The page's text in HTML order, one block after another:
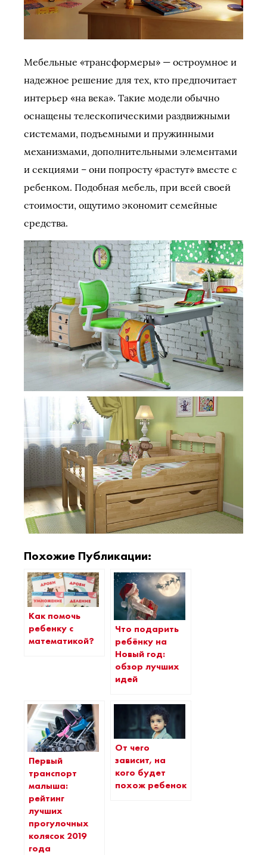
Мебельные «трансформеры» — остроумное и
надежное решение для тех, кто предпочитает
интерьер «на века». Такие модели обычно
оснащены телескопическими раздвижными
системами, подъемными и пружинными
механизмами, дополнительными элементами
и секциями – они попросту «растут» вместе с
ребенком. Подобная мебель, при всей своей
стоимости, ощутимо экономит семейные
средства.
Похожие Публикации:
Как помочь
ребенку с
математикой?
Что подарить
ребёнку на
Новый год:
обзор лучших
идей
Первый
транспорт
малыша:
рейтинг
лучших
прогулочных
колясок 2019
года
От чего
зависит, на
кого будет
похож ребенок